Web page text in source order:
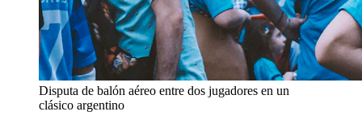
Disputa de balón aéreo entre dos jugadores en un
clásico argentino